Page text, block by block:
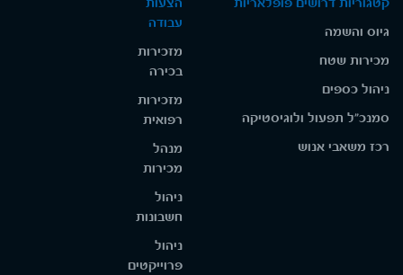
גיוס והשמה
מכירות שטח
ניהול כספים
סמנכ"ל תפעול ולוגיסטיקה
רכז משאבי אנוש
עבודה
מזכירות
בכירה
מזכירות
רפואית
מנהל
מכירות
ניהול
חשבונות
ניהול
פרוייקטים